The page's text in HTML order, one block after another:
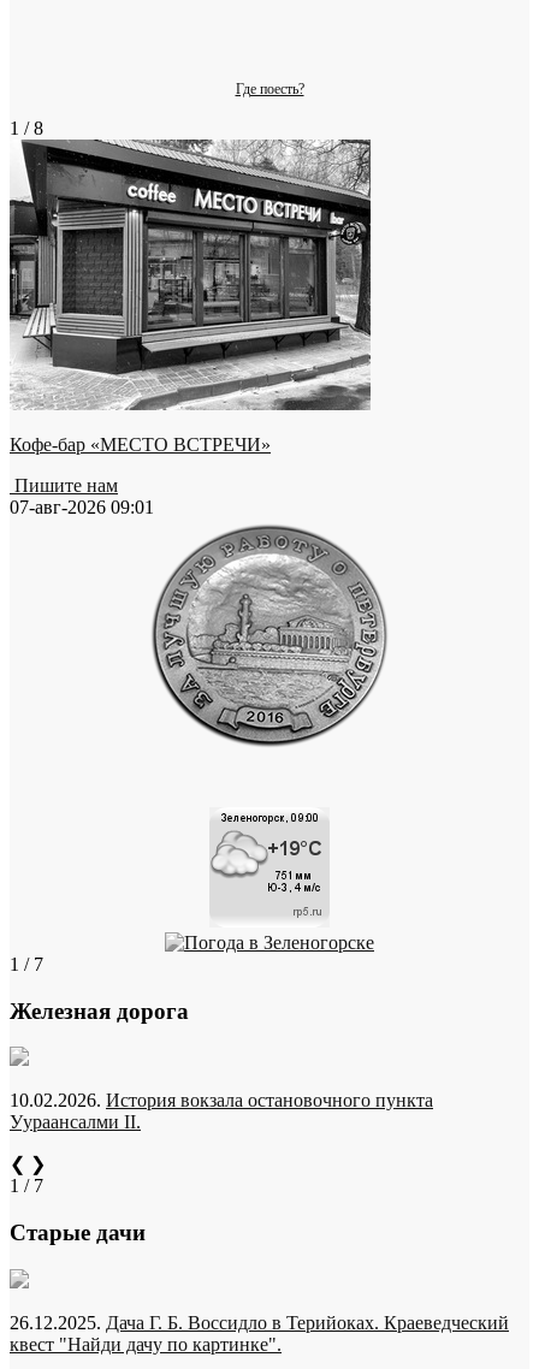
Где поесть?
1 / 8
Кофе-бар «МЕСТО ВСТРЕЧИ»
Пишите нам
07-авг-2026 09:01
1 / 7
Железная дорога
10.02.2026. История вокзала остановочного пункта
Уураансалми II.
❮ ❯
1 / 7
Старые дачи
26.12.2025. Дача Г. Б. Воссидло в Терийоках. Краеведческий
квест "Найди дачу по картинке".